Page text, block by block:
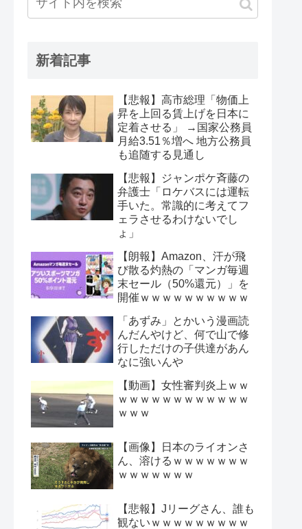
新着記事
【悲報】高市総理「物価上
昇を上回る賃上げを日本に
定着させる」 →国家公務員
月給3.51％増へ 地方公務員
も追随する見通し
【悲報】ジャンポケ斉藤の
弁護士「ロケバスには運転
手いた。常識的に考えてフ
ェラさせるわけないでし
ょ」
【朗報】Amazon、汗が飛
び散る灼熱の「マンガ毎週
末セール（50%還元）」を
開催ｗｗｗｗｗｗｗｗｗｗ
「あずみ」とかいう漫画読
んだんやけど、何で山で修
行しただけの子供達があん
なに強いんや
【動画】女性審判炎上ｗｗ
ｗｗｗｗｗｗｗｗｗｗｗｗ
ｗｗｗ
【画像】日本のライオンさ
ん、溶けるｗｗｗｗｗｗｗ
ｗｗｗｗｗｗｗ
【悲報】Jリーグさん、誰も
観ないｗｗｗｗｗｗｗｗｗ